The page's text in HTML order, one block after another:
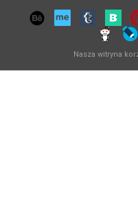
Nasza witryna